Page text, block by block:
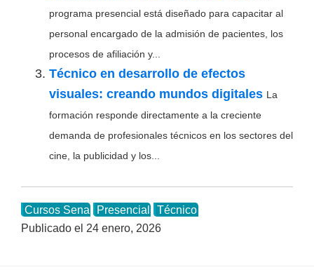
programa presencial está diseñado para capacitar al
personal encargado de la admisión de pacientes, los
procesos de afiliación y...
Técnico en desarrollo de efectos
visuales: creando mundos digitales La
formación responde directamente a la creciente
demanda de profesionales técnicos en los sectores del
cine, la publicidad y los...
Cursos Sena Presencial
Técnico
Publicado el 24 enero, 2026